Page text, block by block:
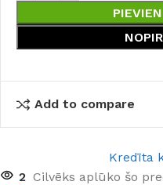
Add to compare
Kredīta
2 Cilvēks aplūko šo